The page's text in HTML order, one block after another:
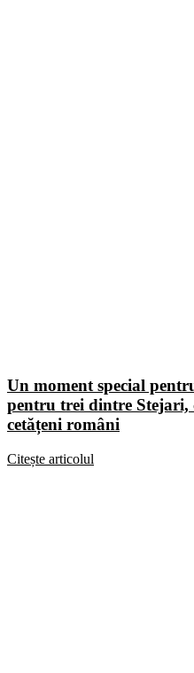
Un moment special
pentru trei dintre Stejari,
cetățeni români
Citește articolul